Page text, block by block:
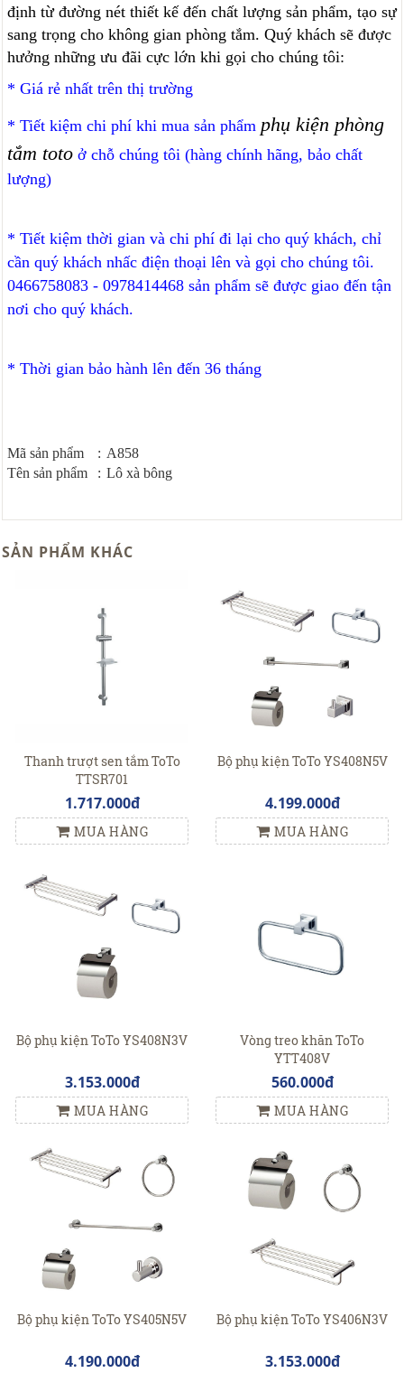
định từ đường nét thiết kế đến chất lượng sản phẩm, tạo sự
sang trọng cho không gian phòng tắm. Quý khách sẽ được
hưởng những ưu đãi cực lớn khi gọi cho chúng tôi:
* Giá rẻ nhất trên thị trường
* Tiết kiệm chi phí khi mua sản phẩm phụ kiện phòng
tắm toto ở chỗ chúng tôi (hàng chính hãng, bảo chất
lượng)
* Tiết kiệm thời gian và chi phí đi lại cho quý khách, chỉ
cần quý khách nhấc điện thoại lên và gọi cho chúng tôi.
0466758083 - 0978414468 sản phẩm sẽ được giao đến tận
nơi cho quý khách.
* Thời gian bảo hành lên đến 36 tháng
Mã sản phẩm : A858
Tên sản phẩm
: Lô xà bông
SẢN PHẨM KHÁC
Thanh trượt sen tắm ToTo
TTSR701
1.717.000đ
MUA HÀNG
Bộ phụ kiện ToTo YS408N5V
4.199.000đ
MUA HÀNG
Bộ phụ kiện ToTo YS408N3V
3.153.000đ
MUA HÀNG
Vòng treo khăn ToTo
YTT408V
560.000đ
MUA HÀNG
Bộ phụ kiện ToTo YS405N5V
4.190.000đ
Bộ phụ kiện ToTo YS406N3V
3.153.000đ